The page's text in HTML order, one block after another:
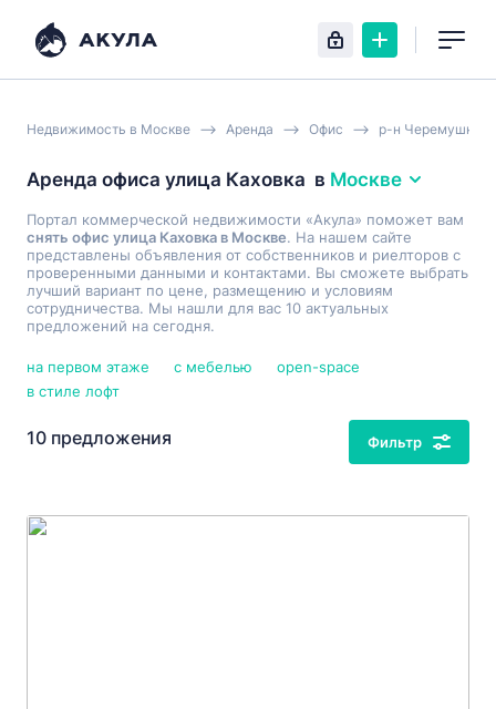
Недвижимость в Москве Аренда Офис р-н Черемушки
Аренда офиса улица Каховка в Москве
Портал коммерческой недвижимости «Акула» поможет вам
снять офис улица Каховка в Москве. На нашем сайте
представлены объявления от собственников и риелторов с
проверенными данными и контактами. Вы сможете выбрать
лучший вариант по цене, размещению и условиям
сотрудничества. Мы нашли для вас 10 актуальных
предложений на сегодня.
на первом этаже с мебелью
open-space
в стиле лофт
10 предложения Фильтр